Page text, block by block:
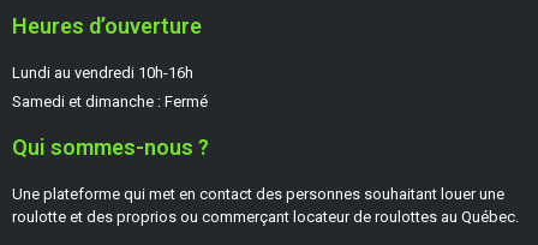
Heures d’ouverture
Lundi au vendredi 10h-16h
Samedi et dimanche : Fermé
Qui sommes-nous ?
Une plateforme qui met en contact des personnes souhaitant louer une
roulotte et des proprios ou commerçant locateur de roulottes au Québec.